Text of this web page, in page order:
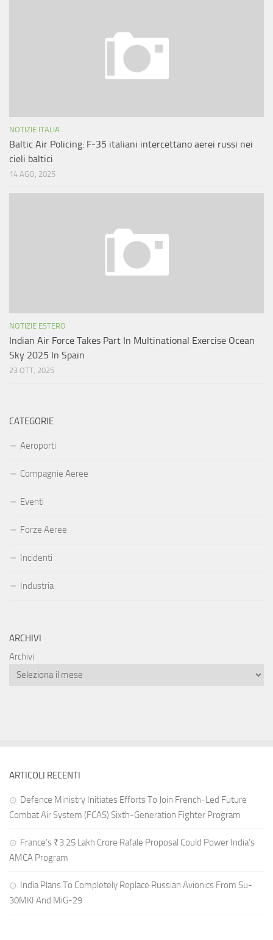
NOTIZIE ITALIA
Baltic Air Policing: F-35 italiani intercettano aerei russi nei
cieli baltici
14 AGO, 2025
NOTIZIE ESTERO
Indian Air Force Takes Part In Multinational Exercise Ocean
Sky 2025 In Spain
23 OTT, 2025
CATEGORIE
Aeroporti
Compagnie Aeree
Eventi
Forze Aeree
Incidenti
Industria
ARCHIVI
Archivi
ARTICOLI RECENTI
Defence Ministry Initiates Efforts To Join French-Led Future
Combat Air System (FCAS) Sixth‑Generation Fighter Program
France’s ₹3.25 Lakh Crore Rafale Proposal Could Power India’s
AMCA Program
India Plans To Completely Replace Russian Avionics From Su-
30MKI And MiG-29